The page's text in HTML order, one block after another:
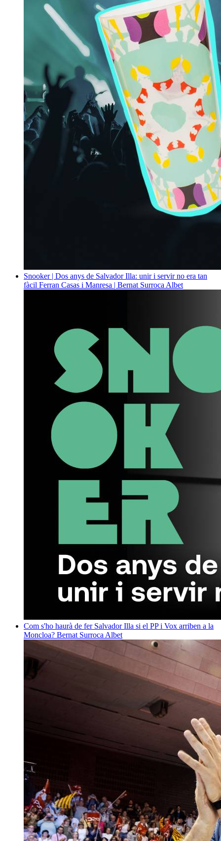
Snooker | Dos anys de Salvador Illa: unir i servir no era tan
fàcil Ferran Casas i Manresa | Bernat Surroca Albet
Com s'ho haurà de fer Salvador Illa si el PP i Vox arriben a la
Moncloa? Bernat Surroca Albet